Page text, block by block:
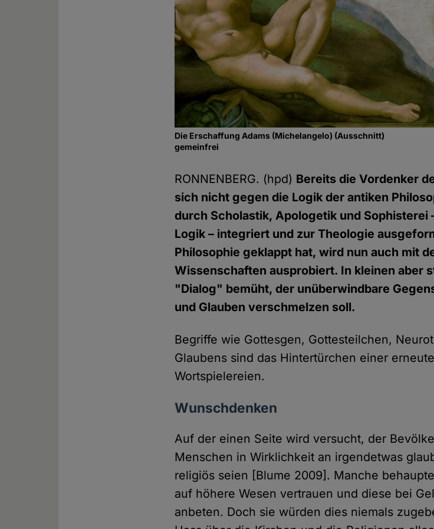
Die Erschaffung Adams (Michelangelo) (Ausschnitt)
gemeinfrei
RONNENBERG. (hpd) Bereits die Vordenker
sich nicht gegen die Logik der antiken
durch Scholastik, Apologetik und Sophisterei
Logik – integriert und zur Theologie
Philosophie geklappt hat, wird nun auch mit
Wissenschaften ausprobiert. In kleinen aber
"Dialog" bemüht, der unüberwindbare
und Glauben verschmelzen soll.
Begriffe wie Gottesgen, Gottesteilchen,
Glaubens sind das Hintertürchen einer
Wortspielereien.
Wunschdenken
Auf der einen Seite wird versucht, der
Menschen in Wirklichkeit an irgendetwas
religiös seien [Blume 2009]. Manche
auf höhere Wesen vertrauen und diese bei
anbeten. Doch sie würden dies niemals